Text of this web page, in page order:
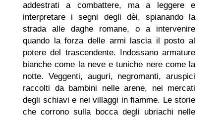
addestrati a combattere, ma a leggere e
interpretare i segni degli dèi, spianando la
strada alle daghe romane, o a intervenire
quando la forza delle armi lascia il posto al
potere del trascendente. Indossano armature
bianche come la neve e tuniche nere come la
notte. Veggenti, auguri, negromanti, aruspici
raccolti da bambini nelle arene, nei mercati
degli schiavi e nei villaggi in fiamme. Le storie
che corrono sulla bocca degli ubriachi nelle